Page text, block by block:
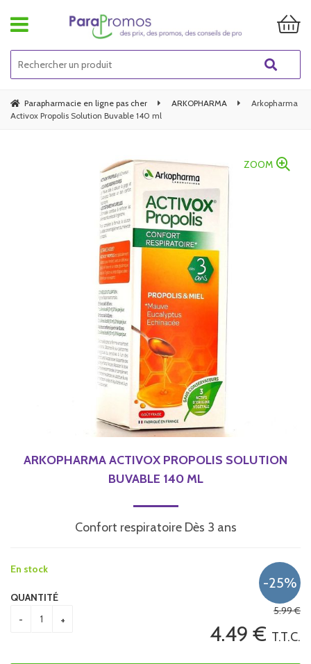
Parapharmacie en ligne pas cher ARKOPHARMA
Arkopharma
Activox Propolis Solution Buvable 140 ml
ZOOM
ARKOPHARMA ACTIVOX PROPOLIS SOLUTION
BUVABLE 140 ML
Confort respiratoire Dès 3 ans
5.99€
4.49 € T.T.C.
En stock
QUANTITÉ